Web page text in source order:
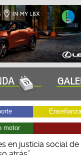
Enseñanza
motor
en justicia social de